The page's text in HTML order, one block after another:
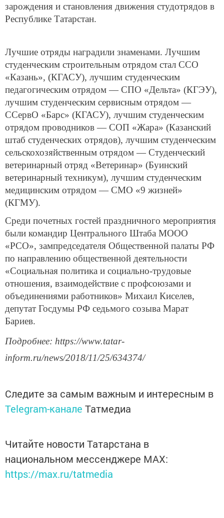
зарождения и становления движения студотрядов в
Республике Татарстан.
Лучшие отряды наградили знаменами. Лучшим
студенческим строительным отрядом стал ССО
«Казань», (КГАСУ), лучшим студенческим
педагогическим отрядом — СПО «Дельта» (КГЭУ),
лучшим студенческим сервисным отрядом —
ССервО «Барс» (КГАСУ), лучшим студенческим
отрядом проводников — СОП «Жара» (Казанский
штаб студенческих отрядов), лучшим студенческим
сельскохозяйственным отрядом — Студенческий
ветеринарный отряд «Ветеринар» (Буинский
ветеринарный техникум), лучшим студенческим
медицинским отрядом — СМО «9 жизней»
(КГМУ).
Среди почетных гостей праздничного мероприятия
были командир Центрального Штаба МООО
«РСО», зампредседателя Общественной палаты РФ
по направлению общественной деятельности
«Социальная политика и социально-трудовые
отношения, взаимодействие с профсоюзами и
объединениями работников» Михаил Киселев,
депутат Госдумы РФ седьмого созыва Марат
Бариев.
Подробнее: https://www.tatar-
inform.ru/news/2018/11/25/634374/
Следите за самым важным и интересным в
Telegram-канале Татмедиа
Читайте новости Татарстана в
национальном мессенджере MАХ:
https://max.ru/tatmedia